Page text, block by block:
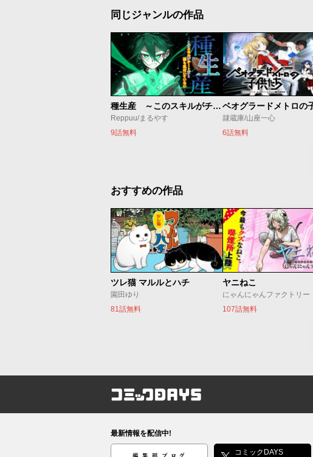
同じジャンルの作品
種生産 ～このスキルがチートだとまだ誰も気付いていない～
Reppuu/まるやす
9話無料
隷蔵庫/山座一心
6話無料
おすすめの作品
ツレ猫 マルルとハチ
園田ゆり
81話無料
ヤニねこ
にゃんにゃんファクトリー
107話無料
コミックDAYS
最新情報を配信中!
編集部ブログ コミックDAYS